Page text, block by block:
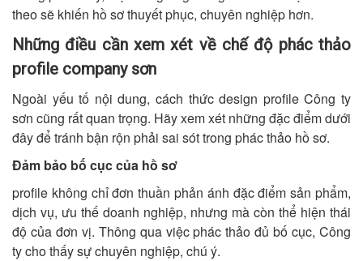
theo sẽ khiến hồ sơ thuyết phục, chuyên nghiệp hơn.
Những điều cần xem xét về chế độ phác thảo
profile company sơn
Ngoài yếu tố nội dung, cách thức design profile Công ty
sơn cũng rất quan trọng. Hãy xem xét những đặc điểm dưới
đây để tránh bận rộn phải sai sót trong phác thảo hồ sơ.
Đảm bảo bố cục của hồ sơ
profile không chỉ đơn thuần phản ánh đặc điểm sản phẩm,
dịch vụ, ưu thế doanh nghiệp, nhưng mà còn thể hiện thái
độ của đơn vị. Thông qua việc phác thảo đủ bố cục, Công
ty cho thấy sự chuyên nghiệp, chú ý.